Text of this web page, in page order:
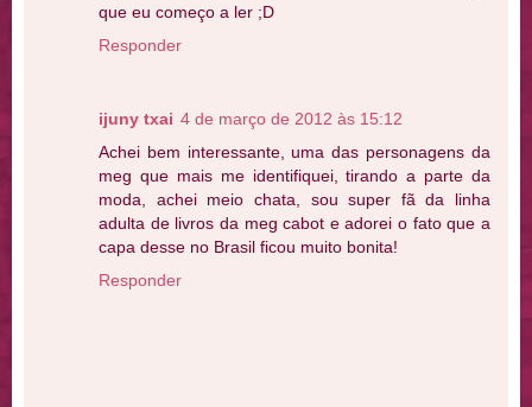
que eu começo a ler ;D
Responder
ijuny txai 4 de março de 2012 às 15:12
Achei bem interessante, uma das personagens da
meg que mais me identifiquei, tirando a parte da
moda, achei meio chata, sou super fã da linha
adulta de livros da meg cabot e adorei o fato que a
capa desse no Brasil ficou muito bonita!
Responder